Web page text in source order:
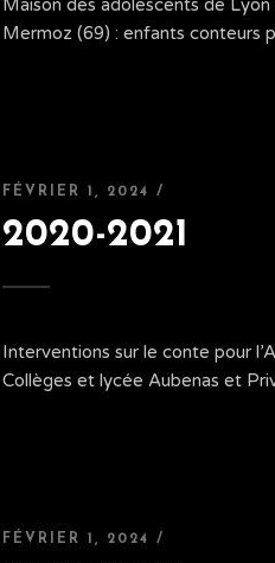
Mermoz (69) : enfants conteurs
FÉVRIER 1, 2024 /
2020-2021
Interventions sur le conte pour
Collèges et lycée Aubenas et
FÉVRIER 1, 2024 /